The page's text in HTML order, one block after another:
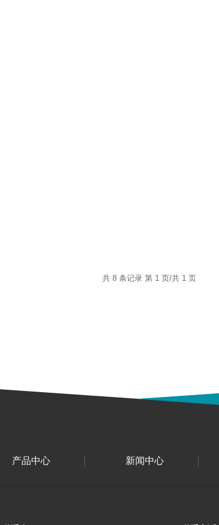
共 8 条记录 第 1 页/共 1 页
产品中心 新闻中心